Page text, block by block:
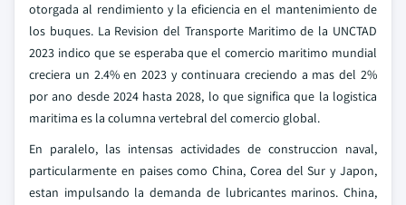
otorgada al rendimiento y la eficiencia en el mantenimiento de
los buques. La Revision del Transporte Maritimo de la UNCTAD
2023 indico que se esperaba que el comercio maritimo mundial
creciera un 2.4% en 2023 y continuara creciendo a mas del 2%
por ano desde 2024 hasta 2028, lo que significa que la logistica
maritima es la columna vertebral del comercio global.
En paralelo, las intensas actividades de construccion naval,
particularmente en paises como China, Corea del Sur y Japon,
estan impulsando la demanda de lubricantes marinos. China,